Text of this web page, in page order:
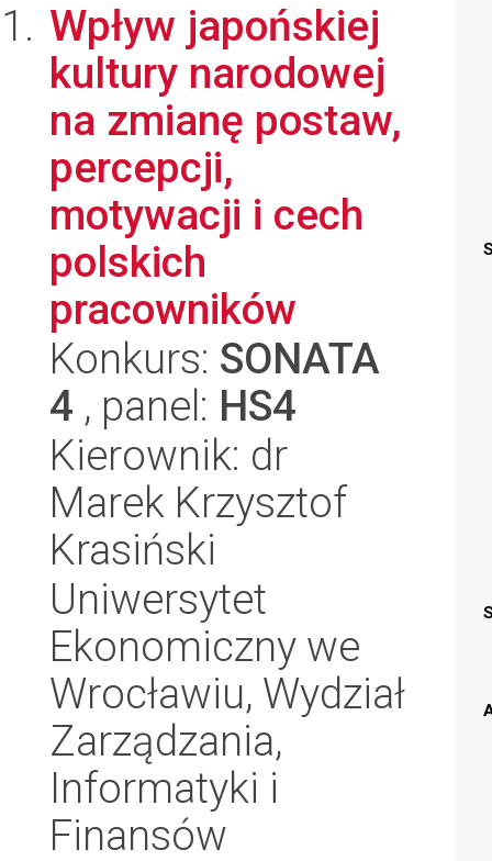
Wpływ japońskiej
kultury narodowej
na zmianę postaw,
percepcji,
motywacji i cech
polskich
pracowników
Konkurs: SONATA
4 , panel: HS4
Kierownik: dr
Marek Krzysztof
Krasiński
Uniwersytet
Ekonomiczny we
Wrocławiu, Wydział
Zarządzania,
Informatyki i
Finansów